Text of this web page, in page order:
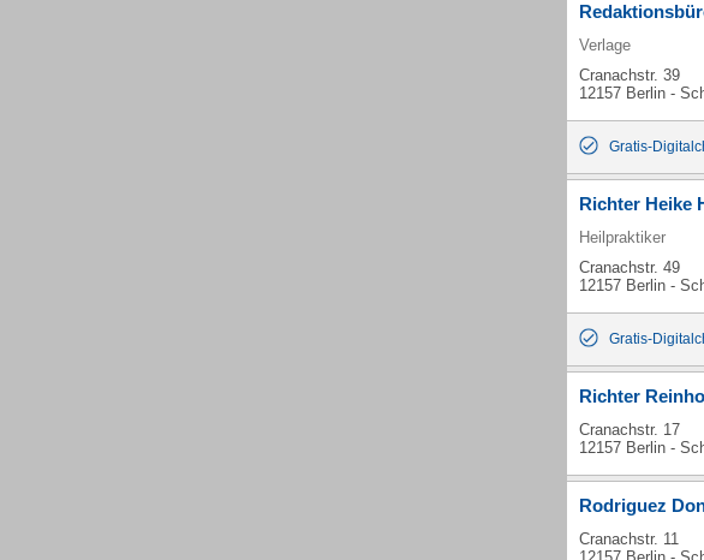
Verlage
Cranachstr. 39
12157 Berlin -
Gratis-
Richter Heike
Heilpraktiker
Cranachstr. 49
12157 Berlin -
Gratis-
Richter
Cranachstr. 17
12157 Berlin -
Rodriguez
Cranachstr. 11